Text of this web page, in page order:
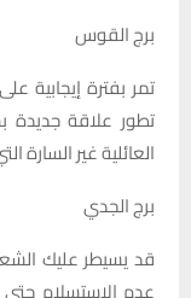
برج القوس
تمر بفترة إيجابية
تطور علاقة جديدة
العائلية غير السارة
برج الجدي
قد يسيطر عليك
عدم الاستسلام حتى